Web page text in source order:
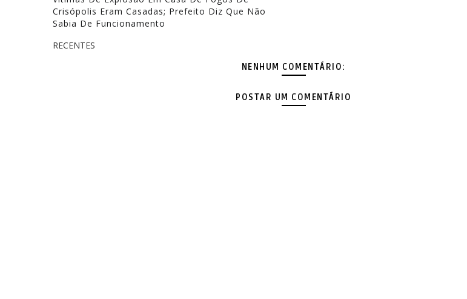
Crisópolis Eram Casadas; Prefeito Diz Que Não
Sabia De Funcionamento
RECENTES
NENHUM COMENTÁRIO:
POSTAR UM COMENTÁRIO